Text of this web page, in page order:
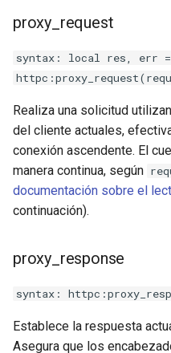
proxy_request
syntax: local res, err =
Realiza una solicitud
del cliente actuales,
conexión ascendente. El
manera continua, según
documentación sobre el
continuación).
proxy_response
syntax:
Establece la respuesta
Asegura que los